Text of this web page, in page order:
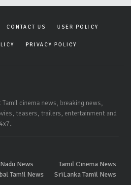
CONTACT US USER POLICY
PRIVACY POLICY
cinema news, breaking news,
teasers, trailers, entertainment and
News
Tamil Cinema News
Tamil News SriLanka Tamil News